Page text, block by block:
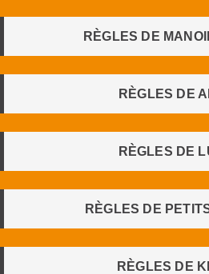
RÈGLES DE
RÈGLES DE
RÈGLES DE
RÈGLES DE
RÈGLES DE